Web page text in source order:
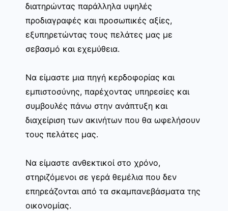
διατηρώντας παράλληλα υψηλές
προδιαγραφές και προσωπικές αξίες,
εξυπηρετώντας τους πελάτες μας με
σεβασμό και εχεμύθεια.
Να είμαστε μια πηγή κερδοφορίας και
εμπιστοσύνης, παρέχοντας υπηρεσίες και
συμβουλές πάνω στην ανάπτυξη και
διαχείριση των ακινήτων που θα ωφελήσουν
τους πελάτες μας.
Να είμαστε ανθεκτικοί στο χρόνο,
στηριζόμενοι σε γερά θεμέλια που δεν
επηρεάζονται από τα σκαμπανεβάσματα της
οικονομίας.